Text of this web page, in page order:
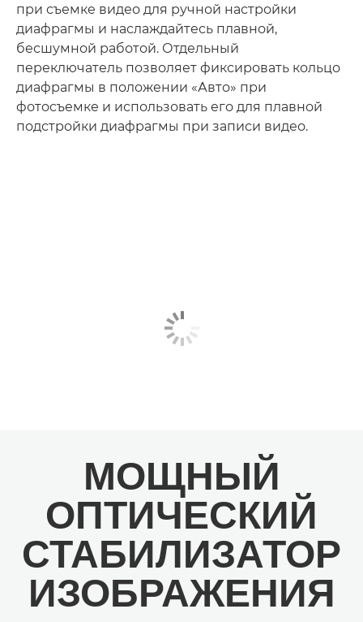
при съемке видео для ручной настройки
диафрагмы и наслаждайтесь плавной,
бесшумной работой. Отдельный
переключатель позволяет фиксировать кольцо
диафрагмы в положении «Авто» при
фотосъемке и использовать его для плавной
подстройки диафрагмы при записи видео.
МОЩНЫЙ
ОПТИЧЕСКИЙ
СТАБИЛИЗАТОР
ИЗОБРАЖЕНИЯ